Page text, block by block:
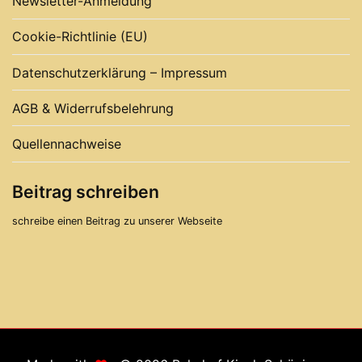
Cookie-Richtlinie (EU)
Datenschutzerklärung – Impressum
AGB & Widerrufsbelehrung
Quellennachweise
Beitrag schreiben
schreibe einen Beitrag zu unserer Webseite